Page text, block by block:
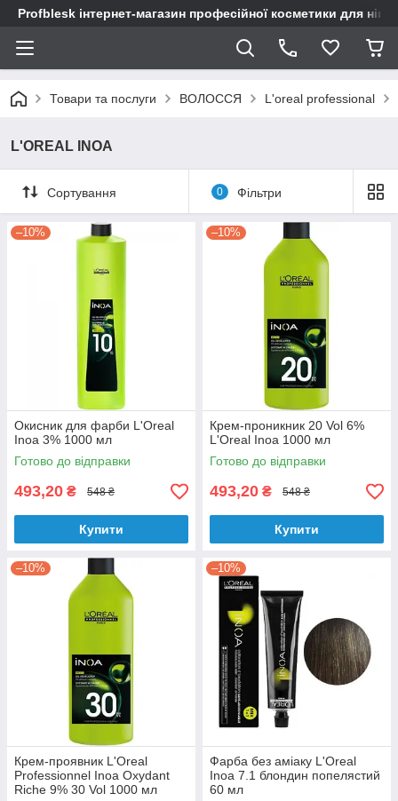
Profblesk інтернет-магазин професійної косметики для
Товари та послуги ВОЛОССЯ L'oreal professional
L'OREAL INOA
Сортування 0 Фільтри
–10%
Окисник для фарби L'Oreal
Inoa 3% 1000 мл
Готово до відправки
493,20 ₴ 548 ₴
Купити
–10%
Крем-проникник 20 Vol 6%
L'Oreal Inoa 1000 мл
Готово до відправки
493,20 ₴ 548 ₴
Купити
–10%
Крем-проявник L'Oreal
Professionnel Inoa Oxydant
Riche 9% 30 Vol 1000 мл
–10%
Фарба без аміаку L'Oreal
Inoa 7.1 блондин попелястий
60 мл